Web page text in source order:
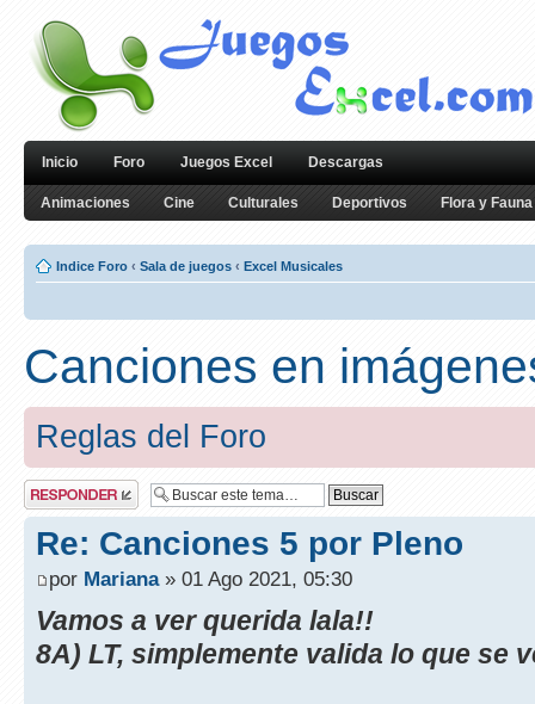
Inicio Foro Juegos Excel Descargas
Animaciones Cine Culturales Deportivos Flora y Fauna
Indice Foro ‹ Sala de juegos ‹ Excel Musicales
Canciones en
Reglas del Foro
Publicar una
respuesta
Re: Canciones 5 por Pleno
por Mariana» 01 Ago 2021, 05:30
Vamos a ver querida lala!!
8A) LT, simplemente valida lo que se